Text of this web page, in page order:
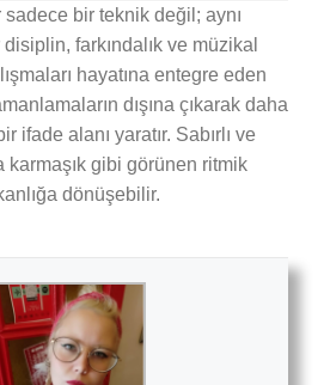
bir teknik değil; aynı
farkındalık ve müzikal
hayatına entegre eden
dışına çıkarak daha
ifade alanı yaratır. Sabırlı ve
karmaşık gibi görünen ritmik
dönüşebilir.